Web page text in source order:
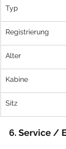
Typ
Registrierung
Alter
Kabine
Sitz
6. Service /